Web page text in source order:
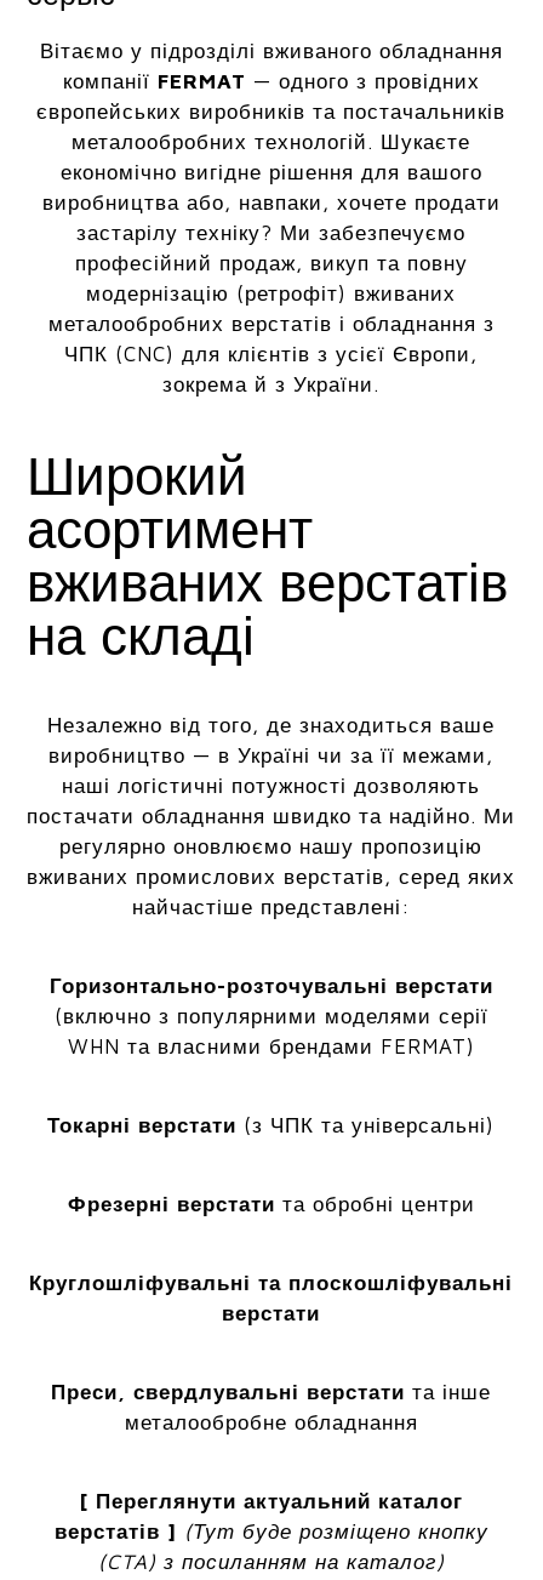
Вітаємо у підрозділі вживаного обладнання
компанії FERMAT — одного з провідних
європейських виробників та постачальників
металообробних технологій. Шукаєте
економічно вигідне рішення для вашого
виробництва або, навпаки, хочете продати
застарілу техніку? Ми забезпечуємо
професійний продаж, викуп та повну
модернізацію (ретрофіт) вживаних
металообробних верстатів і обладнання з
ЧПК (CNC) для клієнтів з усієї Європи,
зокрема й з України.
Широкий
асортимент
вживаних верстатів
на складі
Незалежно від того, де знаходиться ваше
виробництво — в Україні чи за її межами,
наші логістичні потужності дозволяють
постачати обладнання швидко та надійно. Ми
регулярно оновлюємо нашу пропозицію
вживаних промислових верстатів, серед яких
найчастіше представлені:
Горизонтально-розточувальні верстати
(включно з популярними моделями серії
WHN та власними брендами FERMAT)
Токарні верстати (з ЧПК та універсальні)
Фрезерні верстати та обробні центри
Круглошліфувальні та плоскошліфувальні
верстати
Преси, свердлувальні верстати та інше
металообробне обладнання
[ Переглянути актуальний каталог
верстатів ] (Тут буде розміщено кнопку
(CTA) з посиланням на каталог)